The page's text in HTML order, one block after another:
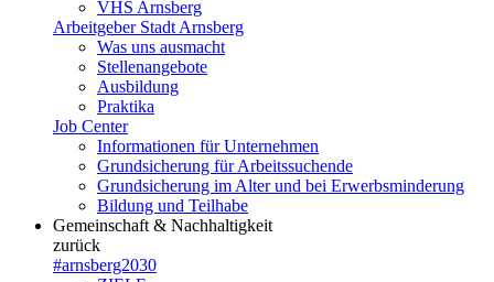
VHS Arnsberg
Arbeitgeber Stadt Arnsberg
Was uns ausmacht
Stellenangebote
Ausbildung
Praktika
Job Center
Informationen für Unternehmen
Grundsicherung für Arbeitssuchende
Grundsicherung im Alter und bei Erwerbsminderung
Bildung und Teilhabe
Gemeinschaft & Nachhaltigkeit
zurück
#arnsberg2030